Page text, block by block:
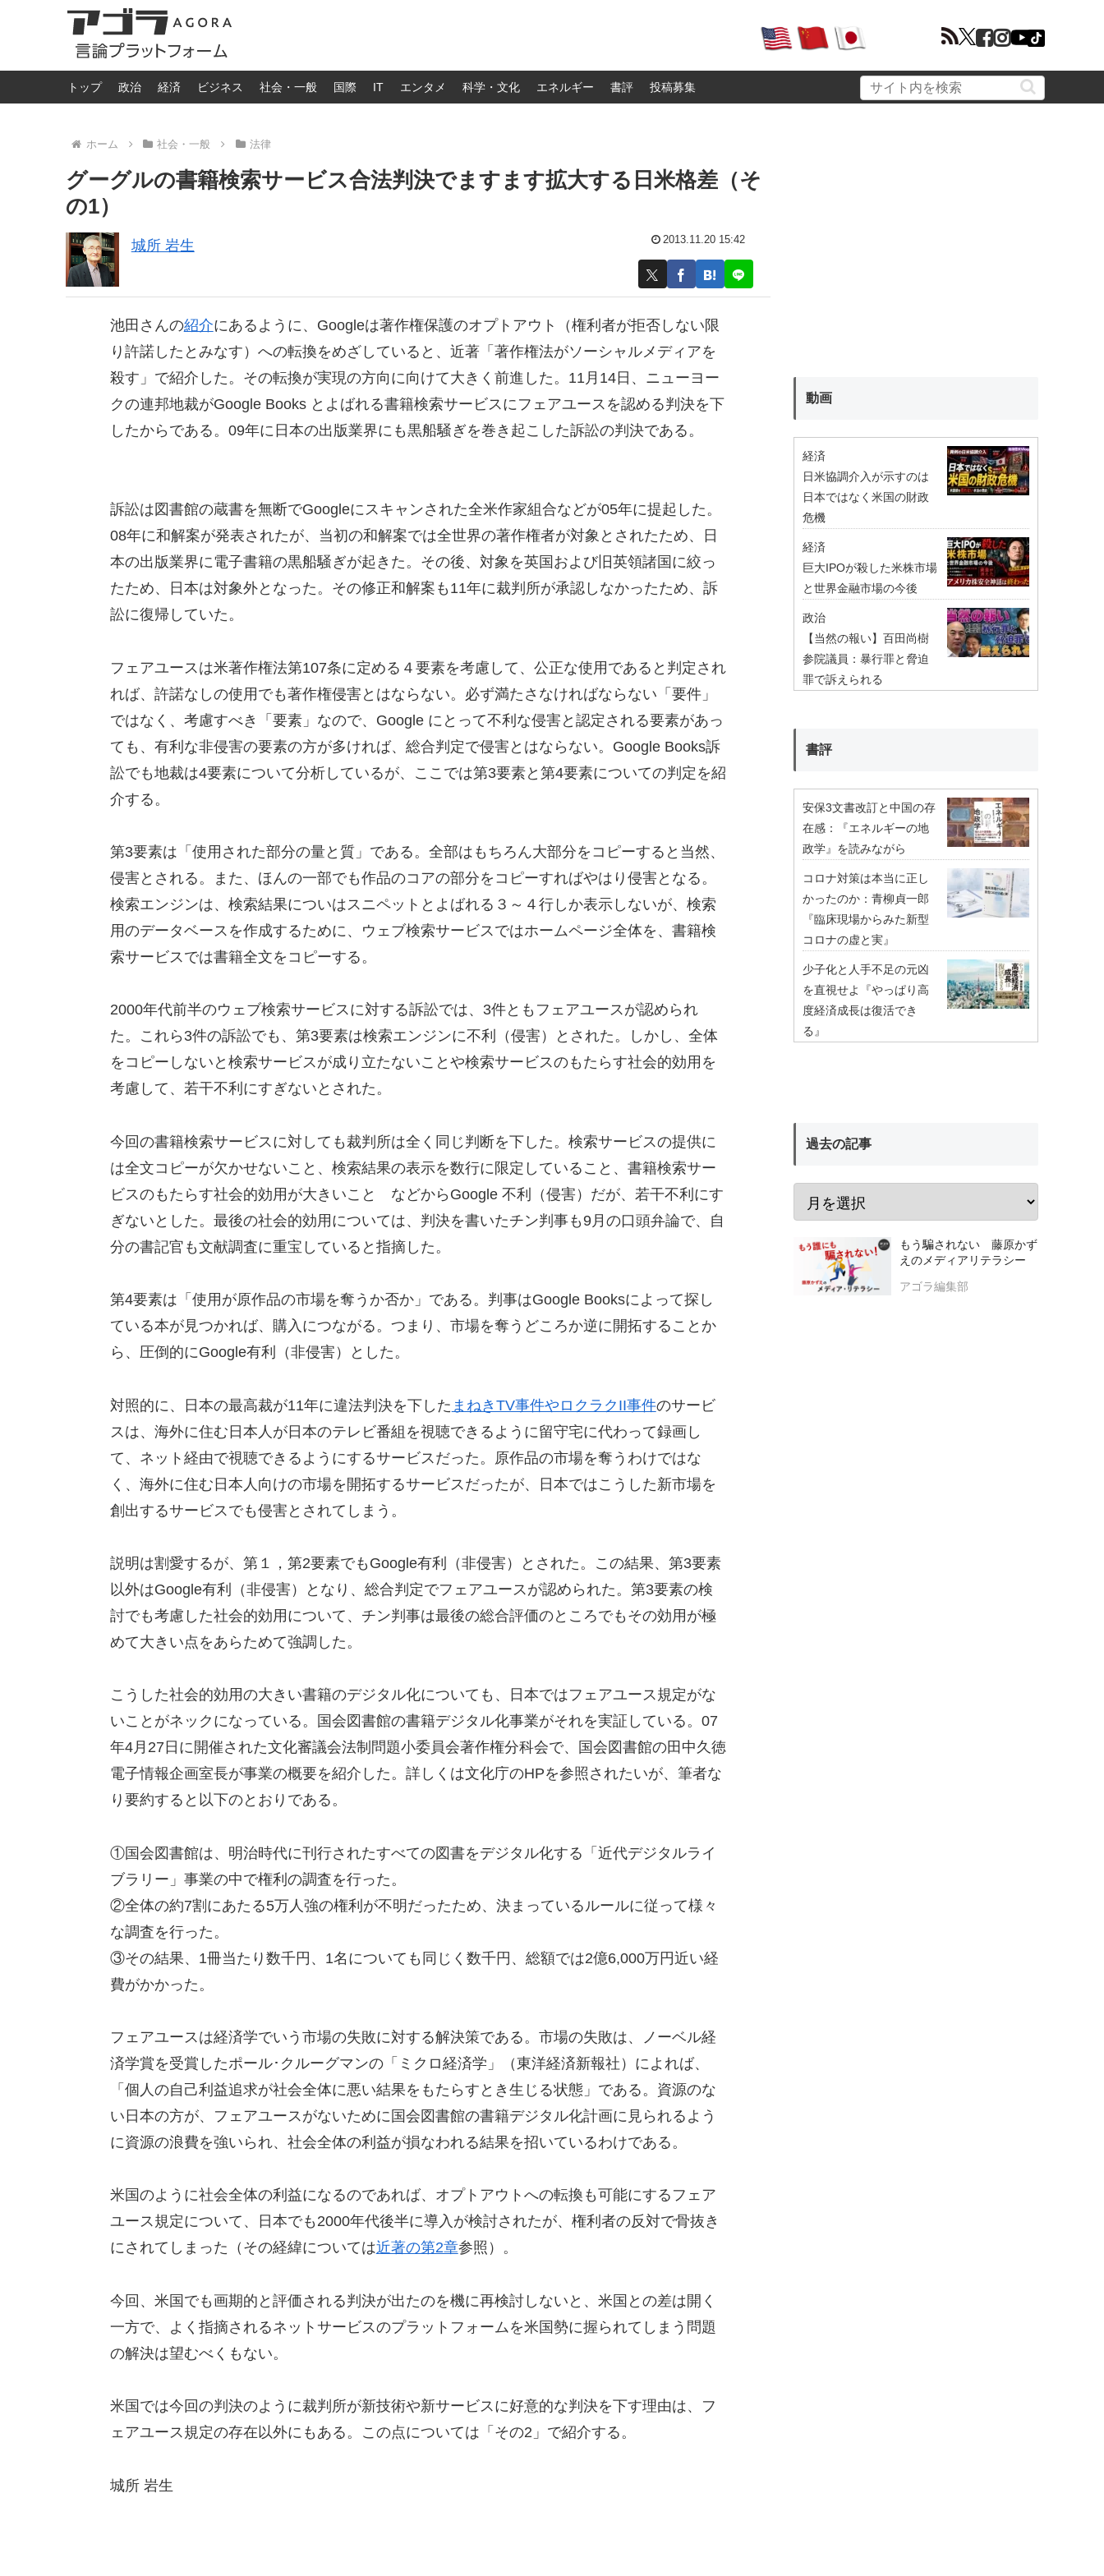
トップ 政治 経済 ビジネス 社会・一般 国際 IT エンタメ 科学・文化 エネルギー 書評 投稿募集
ホーム 社会・一般 法律
グーグルの書籍検索サービス合法判決でますます拡大する日米格差（そ
の1）
城所 岩生 2013.11.20 15:42
池田さんの紹介にあるように、Googleは著作権保護のオプトアウト（権利者が拒否しない限
り許諾したとみなす）への転換をめざしていると、近著「著作権法がソーシャルメディアを
殺す」で紹介した。その転換が実現の方向に向けて大きく前進した。11月14日、ニューヨー
クの連邦地裁がGoogle Books とよばれる書籍検索サービスにフェアユースを認める判決を下
したからである。09年に日本の出版業界にも黒船騒ぎを巻き起こした訴訟の判決である。
訴訟は図書館の蔵書を無断でGoogleにスキャンされた全米作家組合などが05年に提起した。
08年に和解案が発表されたが、当初の和解案では全世界の著作権者が対象とされたため、日
本の出版業界に電子書籍の黒船騒ぎが起きた。その後、対象を英国および旧英領諸国に絞っ
たため、日本は対象外となった。その修正和解案も11年に裁判所が承認しなかったため、訴
訟に復帰していた。
フェアユースは米著作権法第107条に定める４要素を考慮して、公正な使用であると判定され
れば、許諾なしの使用でも著作権侵害とはならない。必ず満たさなければならない「要件」
ではなく、考慮すべき「要素」なので、Google にとって不利な侵害と認定される要素があっ
ても、有利な非侵害の要素の方が多ければ、総合判定で侵害とはならない。Google Books訴
訟でも地裁は4要素について分析しているが、ここでは第3要素と第4要素についての判定を紹
介する。
第3要素は「使用された部分の量と質」である。全部はもちろん大部分をコピーすると当然、
侵害とされる。また、ほんの一部でも作品のコアの部分をコピーすればやはり侵害となる。
検索エンジンは、検索結果についはスニペットとよばれる３～４行しか表示しないが、検索
用のデータベースを作成するために、ウェブ検索サービスではホームページ全体を、書籍検
索サービスでは書籍全文をコピーする。
2000年代前半のウェブ検索サービスに対する訴訟では、3件ともフェアユースが認められ
た。これら3件の訴訟でも、第3要素は検索エンジンに不利（侵害）とされた。しかし、全体
をコピーしないと検索サービスが成り立たないことや検索サービスのもたらす社会的効用を
考慮して、若干不利にすぎないとされた。
今回の書籍検索サービスに対しても裁判所は全く同じ判断を下した。検索サービスの提供に
は全文コピーが欠かせないこと、検索結果の表示を数行に限定していること、書籍検索サー
ビスのもたらす社会的効用が大きいこと などからGoogle 不利（侵害）だが、若干不利にす
ぎないとした。最後の社会的効用については、判決を書いたチン判事も9月の口頭弁論で、自
分の書記官も文献調査に重宝していると指摘した。
第4要素は「使用が原作品の市場を奪うか否か」である。判事はGoogle Booksによって探し
ている本が見つかれば、購入につながる。つまり、市場を奪うどころか逆に開拓することか
ら、圧倒的にGoogle有利（非侵害）とした。
対照的に、日本の最高裁が11年に違法判決を下した まねきTV事件やロクラクII事件のサービ
スは、海外に住む日本人が日本のテレビ番組を視聴できるように留守宅に代わって録画し
て、ネット経由で視聴できるようにするサービスだった。原作品の市場を奪うわけではな
く、海外に住む日本人向けの市場を開拓するサービスだったが、日本ではこうした新市場を
創出するサービスでも侵害とされてしまう。
説明は割愛するが、第１，第2要素でもGoogle有利（非侵害）とされた。この結果、第3要素
以外はGoogle有利（非侵害）となり、総合判定でフェアユースが認められた。第3要素の検
討でも考慮した社会的効用について、チン判事は最後の総合評価のところでもその効用が極
めて大きい点をあらためて強調した。
こうした社会的効用の大きい書籍のデジタル化についても、日本ではフェアユース規定がな
いことがネックになっている。国会図書館の書籍デジタル化事業がそれを実証している。07
年4月27日に開催された文化審議会法制問題小委員会著作権分科会で、国会図書館の田中久徳
電子情報企画室長が事業の概要を紹介した。詳しくは文化庁のHPを参照されたいが、筆者な
り要約すると以下のとおりである。
①国会図書館は、明治時代に刊行されたすべての図書をデジタル化する「近代デジタルライ
ブラリー」事業の中で権利の調査を行った。
②全体の約7割にあたる5万人強の権利が不明だったため、決まっているルールに従って様々
な調査を行った。
③その結果、1冊当たり数千円、1名についても同じく数千円、総額では2億6,000万円近い経
費がかかった。
フェアユースは経済学でいう市場の失敗に対する解決策である。市場の失敗は、ノーベル経
済学賞を受賞したポール･クルーグマンの「ミクロ経済学」（東洋経済新報社）によれば、
「個人の自己利益追求が社会全体に悪い結果をもたらすとき生じる状態」である。資源のな
い日本の方が、フェアユースがないために国会図書館の書籍デジタル化計画に見られるよう
に資源の浪費を強いられ、社会全体の利益が損なわれる結果を招いているわけである。
米国のように社会全体の利益になるのであれば、オプトアウトへの転換も可能にするフェア
ユース規定について、日本でも2000年代後半に導入が検討されたが、権利者の反対で骨抜き
にされてしまった（その経緯については近著の第2章参照）。
今回、米国でも画期的と評価される判決が出たのを機に再検討しないと、米国との差は開く
一方で、よく指摘されるネットサービスのプラットフォームを米国勢に握られてしまう問題
の解決は望むべくもない。
米国では今回の判決のように裁判所が新技術や新サービスに好意的な判決を下す理由は、フ
ェアユース規定の存在以外にもある。この点については「その2」で紹介する。
城所 岩生
動画
経済
日米協調介入が示すのは
日本ではなく米国の財政
危機
経済
巨大IPOが殺した米株市場
と世界金融市場の今後
政治
【当然の報い】百田尚樹
参院議員：暴行罪と脅迫
罪で訴えられる
書評
安保3文書改訂と中国の存
在感：『エネルギーの地
政学』を読みながら
コロナ対策は本当に正し
かったのか：青柳貞一郎
『臨床現場からみた新型
コロナの虚と実』
少子化と人手不足の元凶
を直視せよ『やっぱり高
度経済成長は復活でき
る』
過去の記事
もう騙されない 藤原かず
えのメディアリテラシー
アゴラ編集部